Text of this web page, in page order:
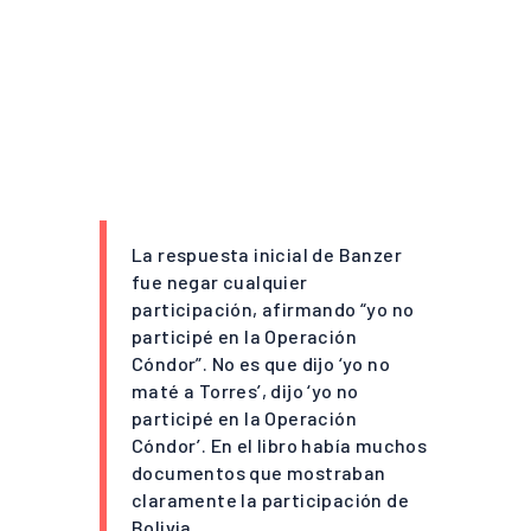
La respuesta inicial de Banzer
fue negar cualquier
participación, afirmando “yo no
participé en la Operación
Cóndor”. No es que dijo ‘yo no
maté a Torres’, dijo ‘yo no
participé en la Operación
Cóndor’. En el libro había muchos
documentos que mostraban
claramente la participación de